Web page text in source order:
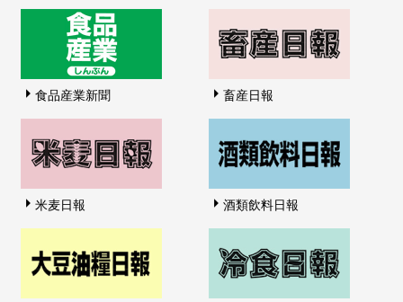
食品産業新聞 畜産日報
米麦日報 酒類飲料日報